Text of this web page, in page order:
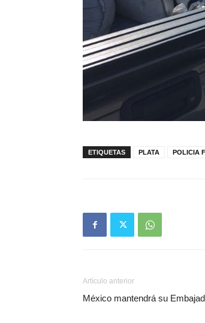
ETIQUETAS PLATA POLICIA
Artículo anterior
México mantendrá su